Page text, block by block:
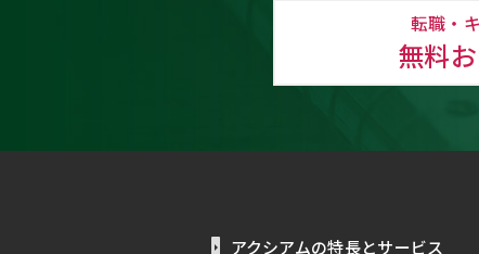
転職・
無料
アクシアムの特長とサービス